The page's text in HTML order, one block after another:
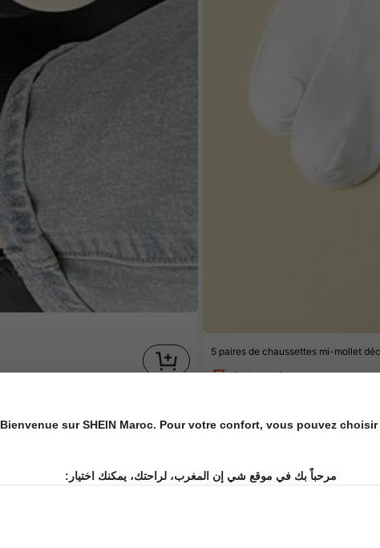
5 paires de chaussettes mi-mollet
Seulement 2 restant
Bienvenue sur SHEIN Maroc. Pour votre confort, vous pouvez choisir
مرحباً بك في موقع شي إن المغرب، لراحتك، يمكنك اختيار: